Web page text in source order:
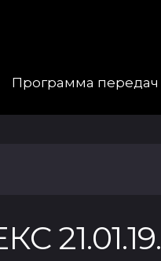
Программа передач